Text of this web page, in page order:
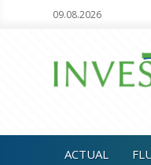
09.08.2026
ACTUAL